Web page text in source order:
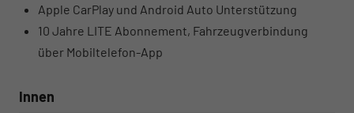
Apple CarPlay und Android Auto Unterstützung
10 Jahre LITE Abonnement, Fahrzeugverbindung
über Mobiltelefon-App
Innen